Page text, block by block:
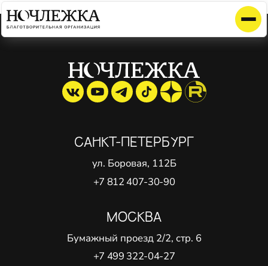
Элемент не найден!
САНКТ-ПЕТЕРБУРГ
ул. Боровая, 112Б
+7 812 407-30-90
МОСКВА
Бумажный проезд 2/2, стр. 6
+7 499 322-04-27